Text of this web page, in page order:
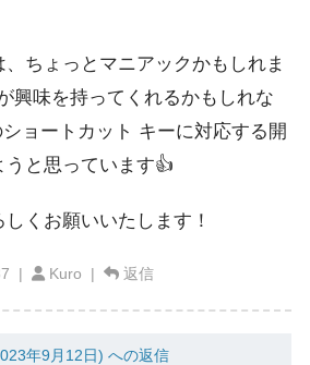
ちょっとマニアックかもしれま
興味を持ってくれるかもしれな
ョートカット キーに対応する開
と思っています👍
くお願いいたします！
| Kuro | 返信
年9月12日) への返信